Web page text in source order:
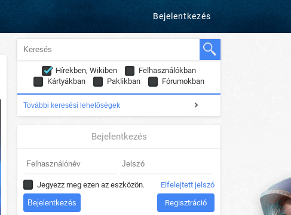
Bejelentkezés
Hírekben, Wikiben
Felhasználókban
Kártyákban
Paklikban Fórumokban
További keresési lehetőségek
Bejelentkezés
Jegyezz meg ezen az eszközön. Elfelejtett jelszó
Regisztráció